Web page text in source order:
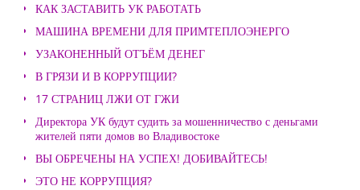
КАК ЗАСТАВИТЬ УК РАБОТАТЬ
МАШИНА ВРЕМЕНИ ДЛЯ ПРИМТЕПЛОЭНЕРГО
УЗАКОНЕННЫЙ ОТЪЁМ ДЕНЕГ
В ГРЯЗИ И В КОРРУПЦИИ?
17 СТРАНИЦ ЛЖИ ОТ ГЖИ
Директора УК будут судить за мошенничество с деньгами
жителей пяти домов во Владивостоке
ВЫ ОБРЕЧЕНЫ НА УСПЕХ! ДОБИВАЙТЕСЬ!
ЭТО НЕ КОРРУПЦИЯ?